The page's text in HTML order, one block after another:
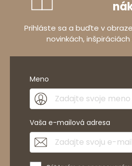
Prihláste sa a buďte v
novinkách,
Meno
Vaša e-mailová adresa